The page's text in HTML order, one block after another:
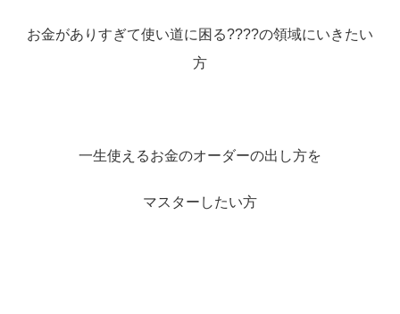
お金がありすぎて使い道に困る????の領域にいきたい
方
一生使えるお金のオーダーの出し方を
マスターしたい方